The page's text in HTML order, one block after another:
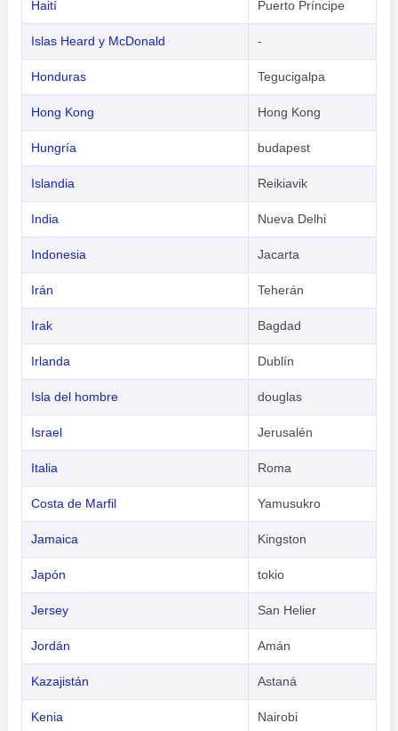
Haití Puerto Príncipe
Islas Heard y McDonald -
Honduras Tegucigalpa
Hong Kong Hong Kong
Hungría budapest
Islandia Reikiavik
India Nueva Delhi
Indonesia Jacarta
Irán Teherán
Irak Bagdad
Irlanda Dublín
Isla del hombre douglas
Israel Jerusalén
Italia Roma
Costa de Marfil Yamusukro
Jamaica Kingston
Japón tokio
Jersey San Helier
Jordán Amán
Kazajistán Astaná
Kenia Nairobi